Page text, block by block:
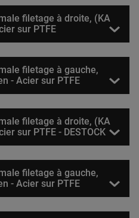
filetage à droite, (KA
sur PTFE
filetage à gauche,
- Acier sur PTFE
filetage à droite, (KA
sur PTFE - DESTOCK
filetage à gauche,
- Acier sur PTFE